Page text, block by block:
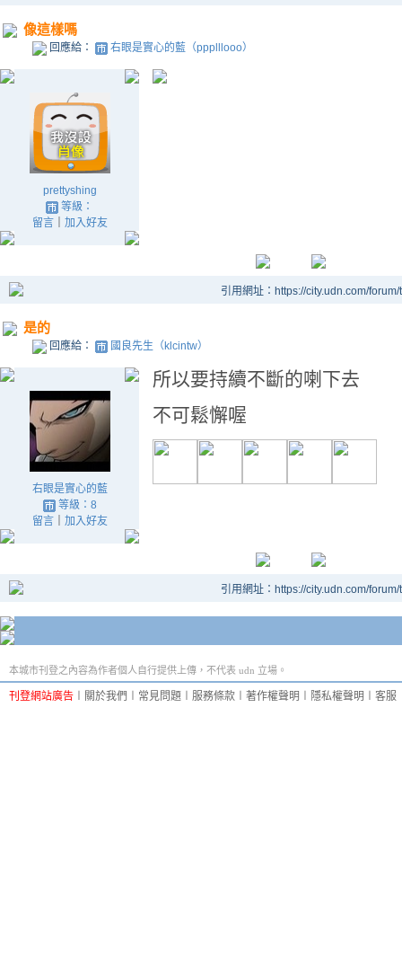
像這樣嗎
回應給： 右眼是實心的藍（ppplllooo）
prettyshing
等級：
留言｜ 加入好友
引用網址：https://city.udn.com/
是的
回應給： 國良先生（klcintw）
右眼是實心的藍
等級：8
留言｜ 加入好友
所以要持續不斷的喇下去
不可鬆懈喔
引用網址：https://city.udn.com/
本城市刊登之內容為作者個人自行提供上傳，不代表 udn 立場。
刊登網站廣告 關於我們 常見問題 服務條款 著作權聲明 隱私權聲明 客服